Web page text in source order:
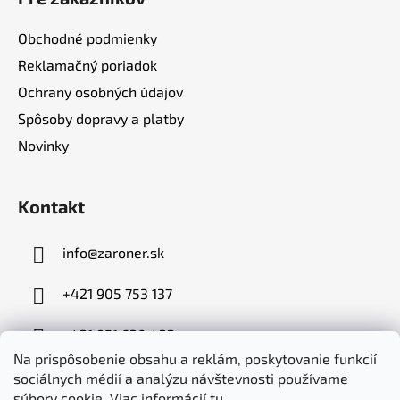
Na prispôsobenie obsahu a reklám, poskytovanie funkcií
sociálnych médií a analýzu návštevnosti používame
Obchodné podmienky
Reklamačný poriadok
Ochrany osobných údajov
Spôsoby dopravy a platby
Novinky
Kontakt
info@zaroner.sk
+421 905 753 137
+421 951 630 432